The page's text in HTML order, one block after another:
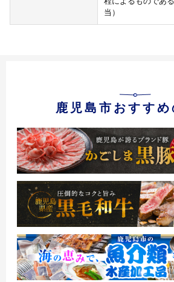
当）
鹿児島市おすすめ